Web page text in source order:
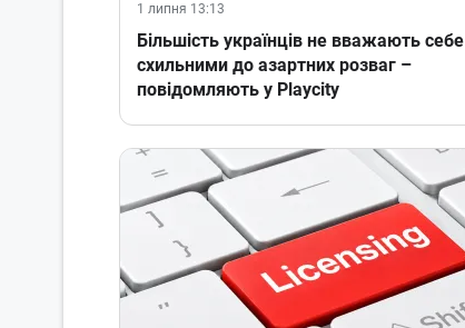
1 липня 13:13
Більшість українців не вважають себе
схильними до азартних розваг –
повідомляють у Playcity